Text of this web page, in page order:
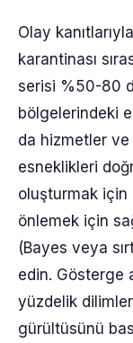
Olay
karantinası
serisi %50-80
bölgelerindeki
da hizmetler
esneklikleri
oluşturmak için
önlemek için
(Bayes veya
edin. Gösterge
yüzdelik
gürültüsünü